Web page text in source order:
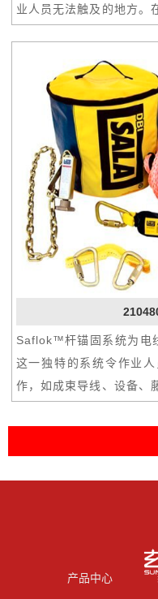
业人员无法触及的地方。
配器工具将系挂适配器放
还包含了弹簧钩连接器
备）安全地连接在系挂
速；系统可存放在附带的
Saflok™杆锚固系统为电
这一独特的系统令作业
作，如成束导线、设备、
含的安装工具可连接至
带的安全钩和可选的链条
绳将抓绳器连接在救生索
产品中心